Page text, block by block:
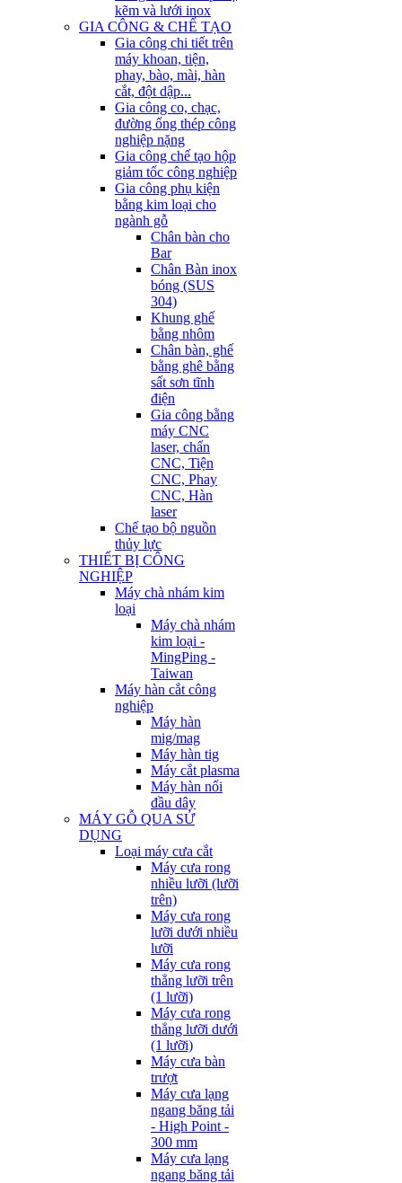
kẽm và lưới inox
GIA CÔNG & CHẾ TẠO
Gia công chi tiết trên
máy khoan, tiện,
phay, bào, mài, hàn
cắt, đột dập...
Gia công co, chạc,
đường ống thép công
nghiệp nặng
Gia công chế tạo hộp
giảm tốc công nghiệp
Gia công phụ kiện
bằng kim loại cho
ngành gỗ
Chân bàn cho
Bar
Chân Bàn inox
bóng (SUS
304)
Khung ghế
bằng nhôm
Chân bàn, ghế
bằng ghê bằng
sất sơn tĩnh
điện
Gia công bằng
máy CNC
laser, chấn
CNC, Tiện
CNC, Phay
CNC, Hàn
laser
Chế tạo bộ nguồn
thủy lực
THIẾT BỊ CÔNG
NGHIỆP
Máy chà nhám kim
loại
Máy chà nhám
kim loại -
MingPing -
Taiwan
Máy hàn cắt công
nghiệp
Máy hàn
mig/mag
Máy hàn tig
Máy cắt plasma
Máy hàn nối
đầu dây
MÁY GỖ QUA SỬ
DỤNG
Loại máy cưa cắt
Máy cưa rong
nhiều lưỡi (lưỡi
trên)
Máy cưa rong
lưỡi dưới nhiều
lưỡi
Máy cưa rong
thẳng lưỡi trên
(1 lưỡi)
Máy cưa rong
thẳng lưỡi dưới
(1 lưỡi)
Máy cưa bàn
trượt
Máy cưa lạng
ngang băng tải
- High Point -
300 mm
Máy cưa lạng
ngang băng tải